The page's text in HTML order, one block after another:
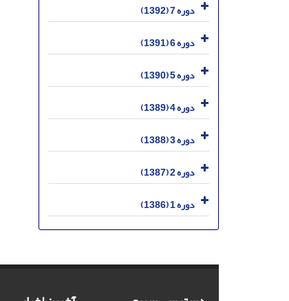
دوره 7 (1392)
دوره 6 (1391)
دوره 5 (1390)
دوره 4 (1389)
دوره 3 (1388)
دوره 2 (1387)
دوره 1 (1386)